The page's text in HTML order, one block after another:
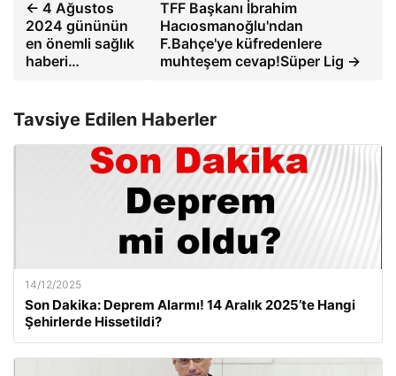
← 4 Ağustos
2024 gününün
en önemli sağlık
haberi…
TFF Başkanı İbrahim
Hacıosmanoğlu'ndan
F.Bahçe'ye küfredenlere
muhteşem cevap!Süper Lig →
Tavsiye Edilen Haberler
14/12/2025
Son Dakika: Deprem Alarmı! 14 Aralık 2025’te Hangi
Şehirlerde Hissetildi?